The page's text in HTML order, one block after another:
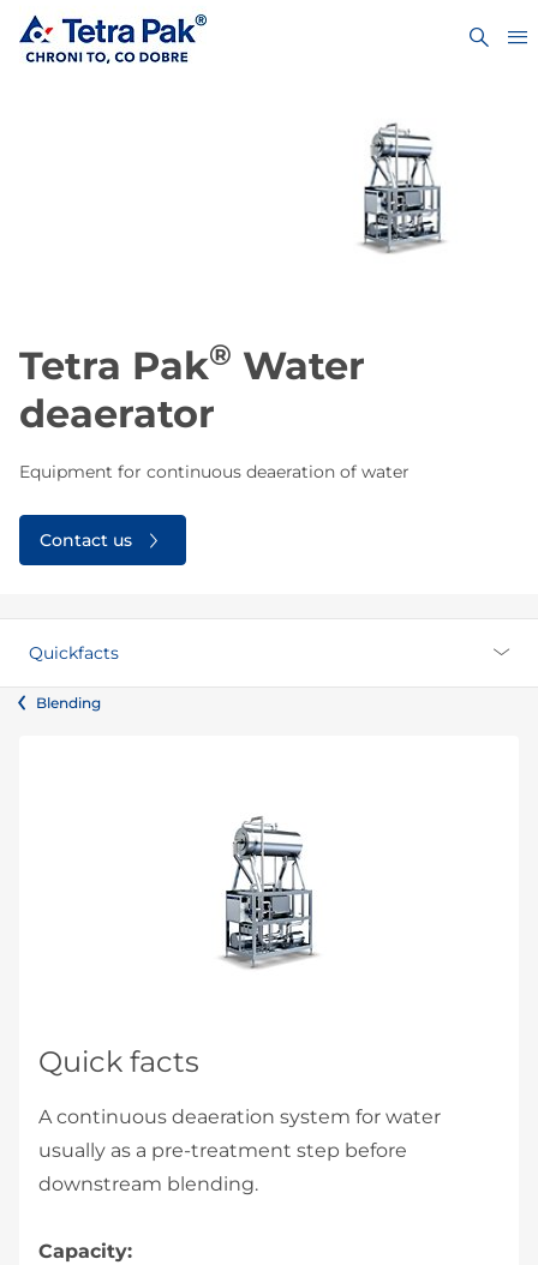
Tetra Pak® Water
deaerator
Equipment for continuous deaeration of water
Contact us
Quickfacts
Blending
Quick facts
A continuous deaeration system for water
usually as a pre-treatment step before
downstream blending.
Capacity: